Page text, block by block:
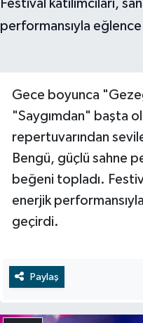
Gece boyunca
"Saygımdan" başta
repertuvarından
Bengü, güçlü sahne
beğeni topladı.
enerjik
geçirdi.
Paylaş